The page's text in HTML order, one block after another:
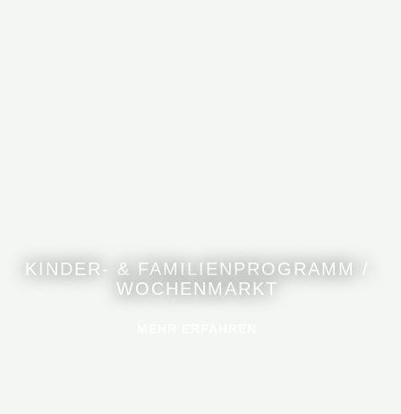
KINDER- & FAMILIENPROGRAMM /
WOCHENMARKT